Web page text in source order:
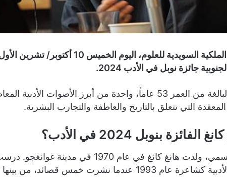
أعلنت الأكاديمية الملكية السويدية
جائزة نوبل في الأدب 2024.
تعتبر هانغ كانغ، البالغة من العمر 53 عاماً، واحدة من أبرز
المعقدة التي تتعلق بالتاريخ والعاطفة والتجارب البشرية.
بنوبل 2024 في الأدب؟
وفقاً لموقعها الرسمي، ولدت هانغ كانغ في
نشرت خمس قصائد، من بينها “الشتاء في سيول”.